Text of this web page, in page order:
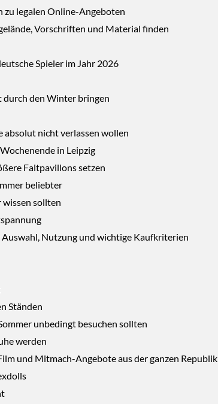
legalen Online-Angeboten
Vorschriften und Material finden
Spieler im Jahr 2026
durch den Winter bringen
absolut nicht verlassen wollen
in Leipzig
Faltpavillons setzen
beliebter
wissen sollten
Nutzung und wichtige Kaufkriterien
Ständen
unbedingt besuchen sollten
werden
und Mitmach-Angebote aus der ganzen Republik